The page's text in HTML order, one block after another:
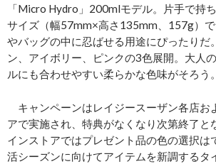
「Micro Hydro」200mlモデル。片手で持
サイズ（幅57mm×高さ135mm、157g）
やバッグの中に忍ばせる用途にぴったりだ
ン、アイボリー、ピンクの3色展開。大人
ルにも合わせやすい柔らかな色味がそろう。
キャンペーンはレイジースーザン各店お
アで実施され、特典がなくなり次第終了と
インストアではプレゼント品の色の選択は
活シーズンに向けてアイテムを新調するタ